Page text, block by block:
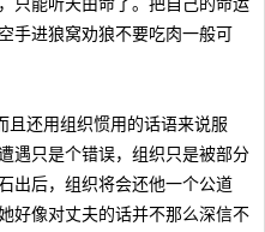
只能听天由命了。把自己的命运
手进狼窝劝狼不要吃肉一般可
且还用组织惯用的话语来说服
遇只是个错误，组织只是被部分
出后，组织将会还他一个公道
好像对丈夫的话并不那么深信不